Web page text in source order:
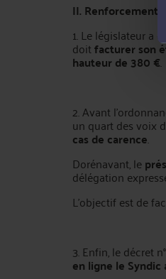
II. Renforcement
1. Le législateur a
doitfacturer son
hauteur de 380 €.
2. Avant
un quart des voix
cas de carence.
Dorénavant, le
délégation
L’objectif est de
3. Enfin, le décret
en ligne le